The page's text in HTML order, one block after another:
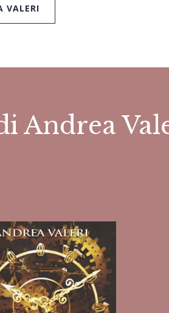
VALERI
Andrea